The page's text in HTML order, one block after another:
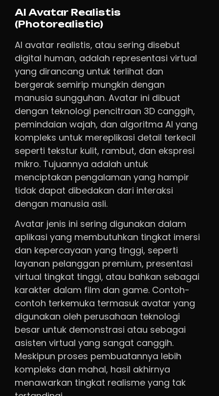
AI Avatar Realistis
(Photorealistic)
AI avatar realistis, atau sering disebut
digital human, adalah representasi virtual
yang dirancang untuk terlihat dan
bergerak semirip mungkin dengan
manusia sungguhan. Avatar ini dibuat
dengan teknologi pencitraan 3D canggih,
pemindaian wajah, dan algoritma AI yang
kompleks untuk mereplikasi detail terkecil
seperti tekstur kulit, rambut, dan ekspresi
mikro. Tujuannya adalah untuk
menciptakan pengalaman yang hampir
tidak dapat dibedakan dari interaksi
dengan manusia asli.
Avatar jenis ini sering digunakan dalam
aplikasi yang membutuhkan tingkat imersi
dan kepercayaan yang tinggi, seperti
layanan pelanggan premium, presentasi
virtual tingkat tinggi, atau bahkan sebagai
karakter dalam film dan game. Contoh-
contoh terkemuka termasuk avatar yang
digunakan oleh perusahaan teknologi
besar untuk demonstrasi atau sebagai
asisten virtual yang sangat canggih.
Meskipun proses pembuatannya lebih
kompleks dan mahal, hasil akhirnya
menawarkan tingkat realisme yang tak